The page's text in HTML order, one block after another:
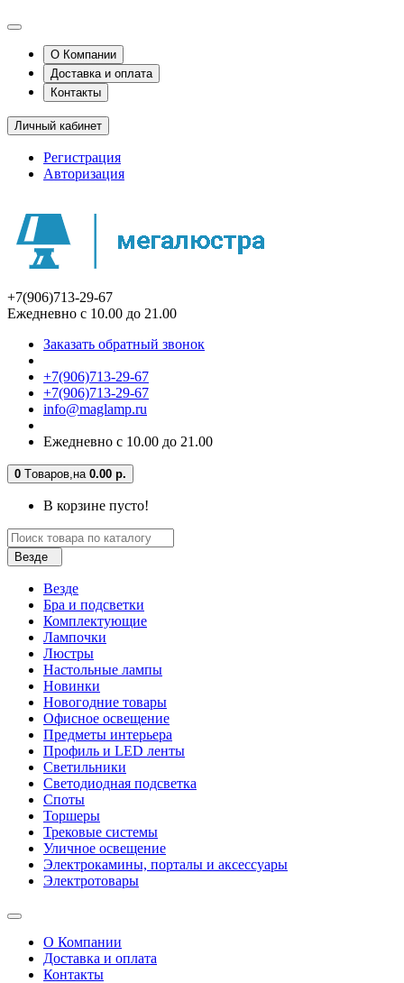
О Компании
Доставка и оплата
Контакты
Личный кабинет
Регистрация
Авторизация
+7(906)713-29-67
Ежедневно с 10.00 до 21.00
Заказать обратный звонок
+7(906)713-29-67
+7(906)713-29-67
info@maglamp.ru
Ежедневно с 10.00 до 21.00
0 Tоваров,на 0.00 р.
В корзине пусто!
Везде
Везде
Бра и подсветки
Комплектующие
Лампочки
Люстры
Настольные лампы
Новинки
Новогодние товары
Офисное освещение
Предметы интерьера
Профиль и LED ленты
Светильники
Светодиодная подсветка
Споты
Торшеры
Трековые системы
Уличное освещение
Электрокамины, порталы и аксессуары
Электротовары
О Компании
Доставка и оплата
Контакты